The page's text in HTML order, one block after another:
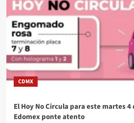
CDMX
El Hoy No Circula para este martes 4
Edomex ponte atento